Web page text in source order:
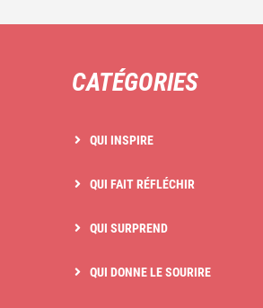
CATÉGORIES
QUI INSPIRE
QUI FAIT RÉFLÉCHIR
QUI SURPREND
QUI DONNE LE SOURIRE